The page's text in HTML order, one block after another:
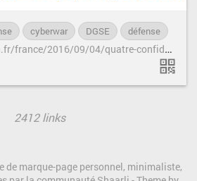
cyberwar DGSE défense
h
ttp://www.liberation.fr/france/2016/09/04/quatre-confidences-d-un-ancien-espion_1482774
2412 links
de marque-page personnel, minimaliste,